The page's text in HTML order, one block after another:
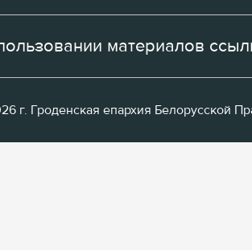
материалов
г. Гроденская епархия Белорусской